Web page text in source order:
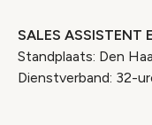
SALES
Standplaats: Den
Dienstverband: 32-